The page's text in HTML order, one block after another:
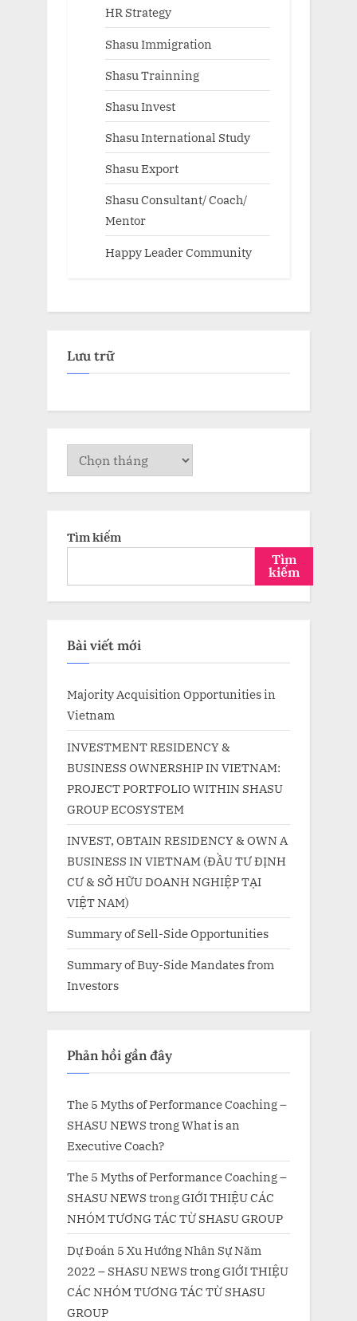
HR Strategy
Shasu Immigration
Shasu Trainning
Shasu Invest
Shasu International Study
Shasu Export
Shasu Consultant/ Coach/
Mentor
Happy Leader Community
Lưu trữ
Lưu
trữ
Tìm kiếm
Tìm
kiếm
Bài viết mới
Majority Acquisition Opportunities in
Vietnam
INVESTMENT RESIDENCY &
BUSINESS OWNERSHIP IN VIETNAM:
PROJECT PORTFOLIO WITHIN SHASU
GROUP ECOSYSTEM
INVEST, OBTAIN RESIDENCY & OWN A
BUSINESS IN VIETNAM (ĐẦU TƯ ĐỊNH
CƯ & SỞ HỮU DOANH NGHIỆP TẠI
VIỆT NAM)
Summary of Sell-Side Opportunities
Summary of Buy-Side Mandates from
Investors
Phản hồi gần đây
The 5 Myths of Performance Coaching –
SHASU NEWS trongWhat is an
Executive Coach?
The 5 Myths of Performance Coaching –
SHASU NEWS trongGIỚI THIỆU CÁC
NHÓM TƯƠNG TÁC TỪ SHASU GROUP
Dự Đoán 5 Xu Hướng Nhân Sự Năm
2022 – SHASU NEWS trongGIỚI THIỆU
CÁC NHÓM TƯƠNG TÁC TỪ SHASU
GROUP